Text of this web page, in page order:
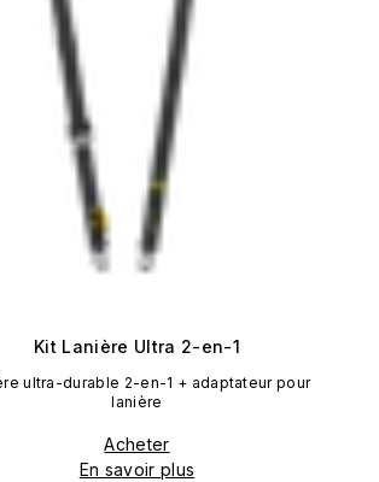
Kit Lanière Ultra 2-en-1
ultra-durable 2-en-1 + adaptateur pour
lanière
Acheter
En savoir plus